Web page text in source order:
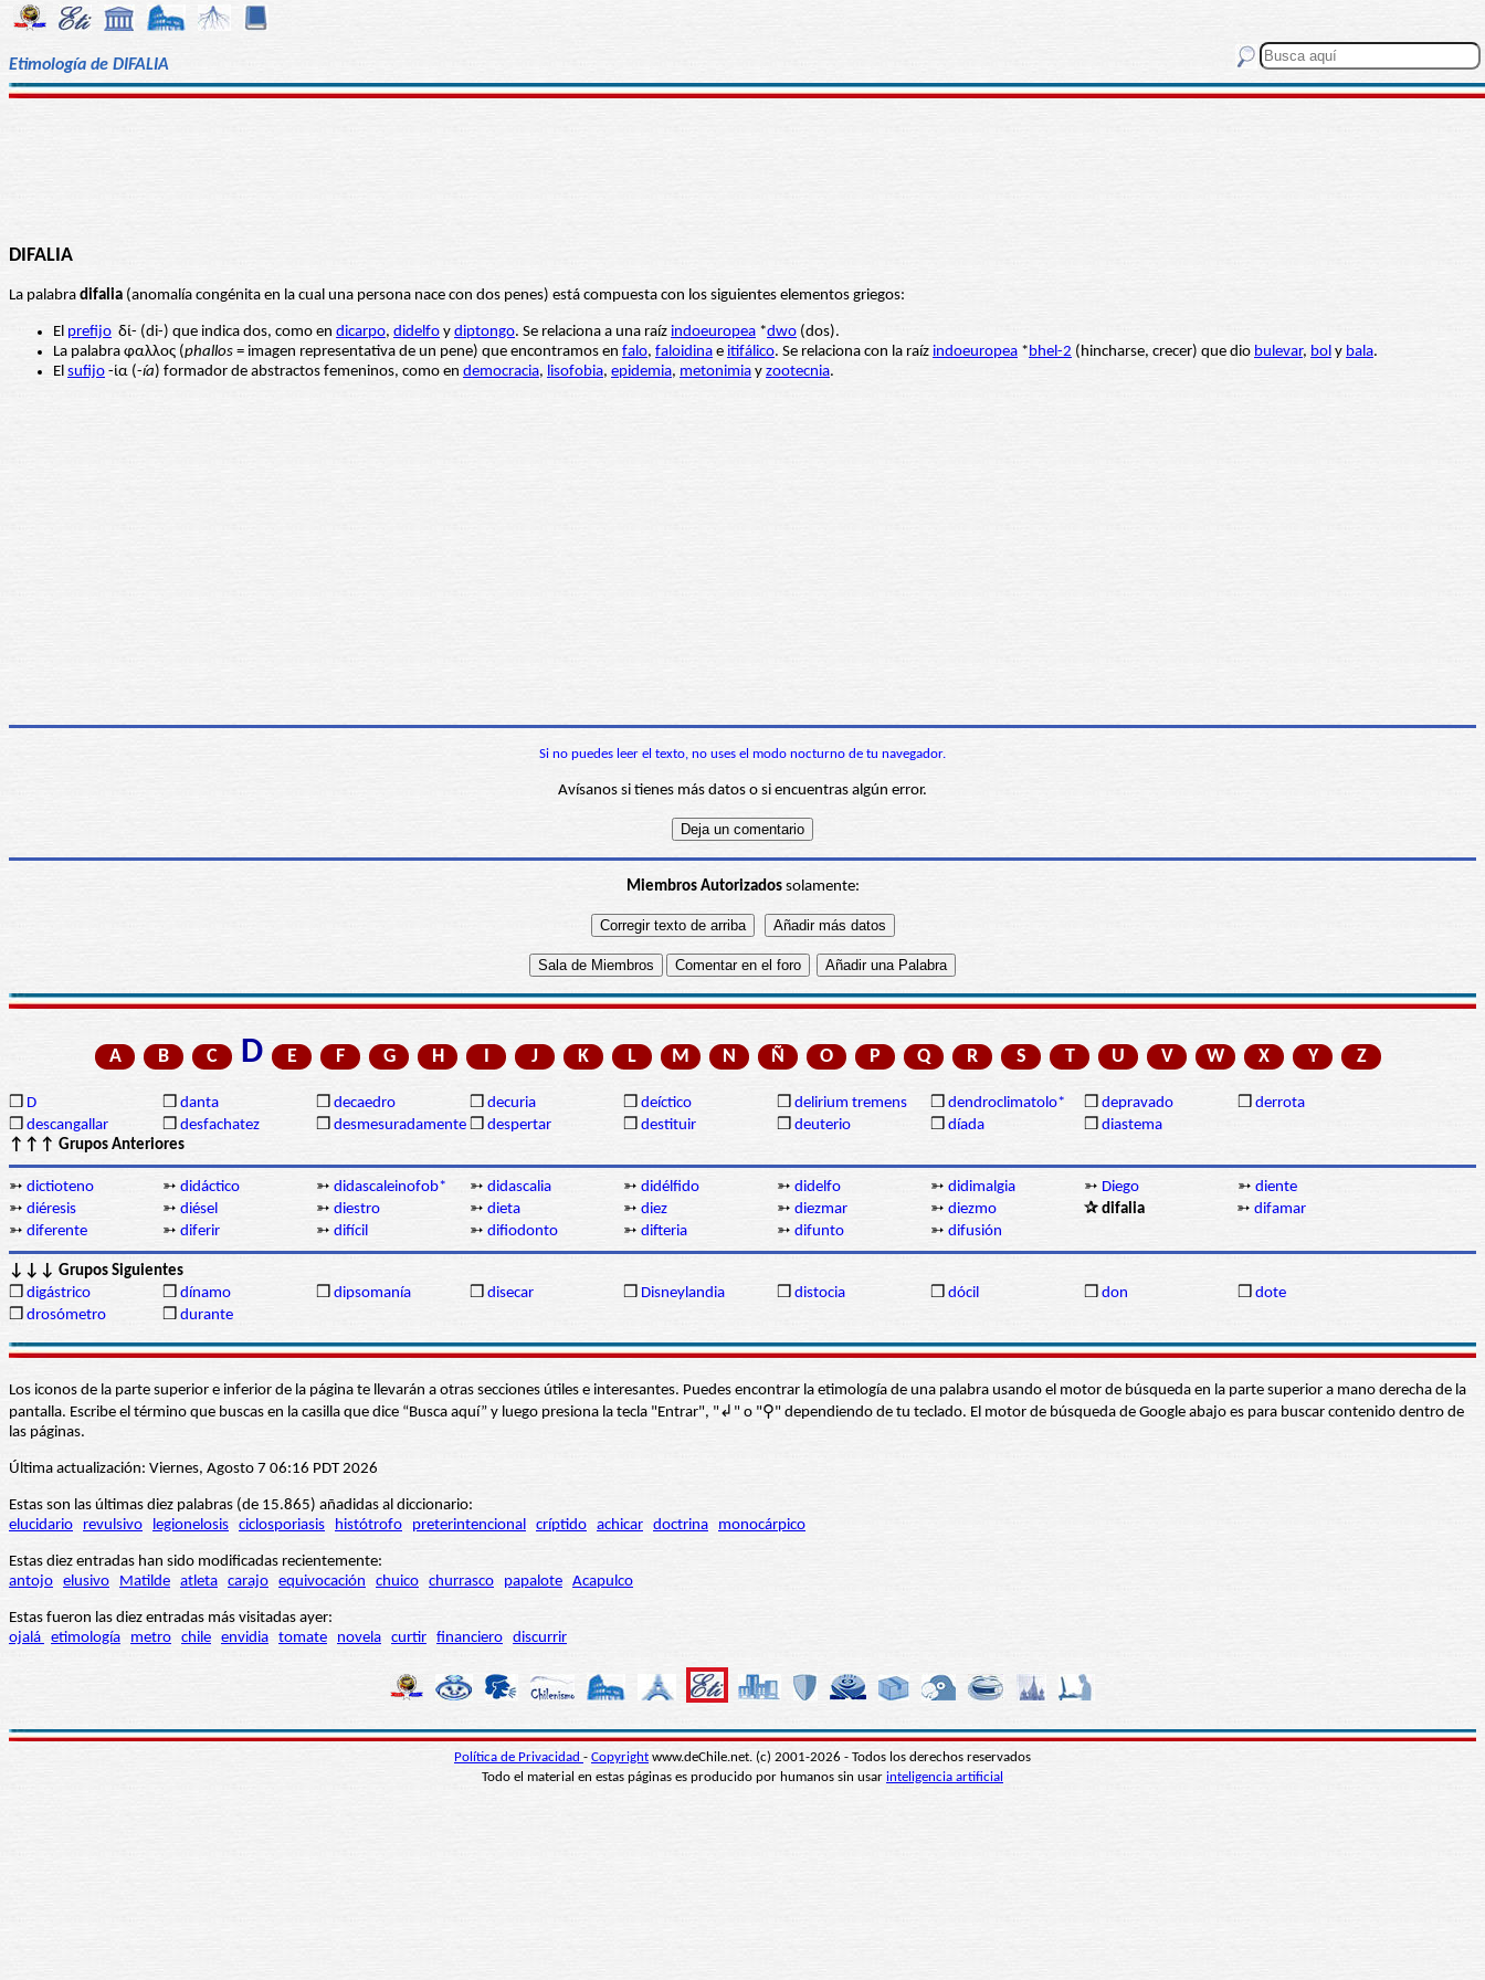
Etimología de DIFALIA
DIFALIA
La palabra difalia (anomalía congénita en la cual una persona nace con dos penes) está compuesta con los siguientes elementos griegos:
El prefijo δί- (di-) que indica dos, como en dicarpo, didelfo y diptongo. Se relaciona a una raíz indoeuropea *dwo (dos).
La palabra φαλλος (phallos = imagen representativa de un pene) que encontramos en falo, faloidina e itifálico. Se relaciona con la raíz indoeuropea *bhel-2 (hincharse, crecer) que dio bulevar, bol y bala.
El sufijo -ία (-ía) formador de abstractos femeninos, como en democracia, lisofobia, epidemia, metonimia y zootecnia.
Si no puedes leer el texto, no uses el modo nocturno de tu navegador.
Avísanos si tienes más datos o si encuentras algún error.
Miembros Autorizadossolamente:
A B C D E F G H I J K L M N Ñ O P Q R S T U V W X Y Z
❒ D ❒ danta ❒ decaedro ❒ decuria ❒ deíctico ❒ delirium tremens ❒ dendroclimatolo* ❒ depravado ❒ derrota
❒ descangallar ❒ desfachatez ❒ desmesuradamente ❒ despertar ❒ destituir ❒ deuterio ❒ díada ❒ diastema
↑↑↑ Grupos Anteriores
➳ dictioteno ➳ didáctico ➳ didascaleinofob* ➳ didascalia ➳ didélfido ➳ didelfo ➳ didimalgia ➳ Diego ➳ diente
➳ diéresis ➳ diésel ➳ diestro ➳ dieta ➳ diez ➳ diezmar ➳ diezmo ✰ difalia ➳ difamar
➳ diferente ➳ diferir ➳ difícil ➳ difiodonto ➳ difteria ➳ difunto ➳ difusión
↓↓↓ Grupos Siguientes
❒ digástrico ❒ dínamo ❒ dipsomanía ❒ disecar ❒ Disneylandia ❒ distocia ❒ dócil ❒ don ❒ dote
❒ drosómetro ❒ durante
Los iconos de la parte superior e inferior de la página te llevarán a otras secciones útiles e interesantes. Puedes encontrar la etimología de una palabra usando el motor de búsqueda en la parte superior a mano derecha de la
pantalla. Escribe el término que buscas en la casilla que dice “Busca aquí” y luego presiona la tecla "Entrar", "↲" o "⚲" dependiendo de tu teclado. El motor de búsqueda de Google abajo es para buscar contenido dentro de
las páginas.
Última actualización: Viernes, Agosto 7 06:16 PDT 2026
Estas son las últimas diez palabras (de 15.865) añadidas al diccionario:
elucidario
revulsivo legionelosis ciclosporiasis histótrofo preterintencional críptido achicar doctrina monocárpico
Estas diez entradas han sido modificadas recientemente:
antojo elusivo Matilde atleta carajo equivocación chuico churrasco papalote Acapulco
Estas fueron las diez entradas más visitadas ayer:
ojalá etimología metro chile envidia tomate novela curtir financiero discurrir
Política de Privacidad - Copyright www.deChile.net. (c) 2001-2026 - Todos los derechos reservados
Todo el material en estas páginas es producido por humanos sin usar inteligencia artificial